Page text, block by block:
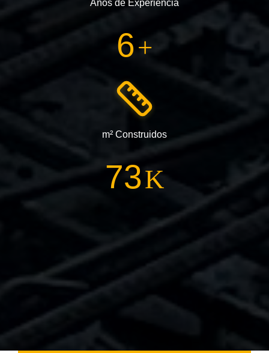
Años de Experiencia
9+
m² Construidos
112K